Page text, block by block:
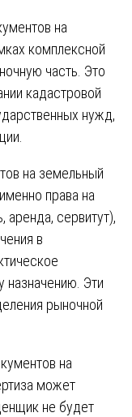
на
комплексной
часть. Это
кадастровой
нужд,
на земельный
права на
аренда, сервитут),
в
назначению. Эти
рыночной
на
может
не будет